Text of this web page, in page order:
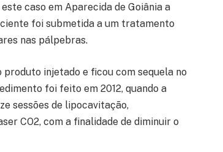
caso em Aparecida de Goiânia a
foi submetida a um tratamento
nas pálpebras.
injetado e ficou com sequela no
foi feito em 2012, quando a
sessões de lipocavitação,
CO2, com a finalidade de diminuir o